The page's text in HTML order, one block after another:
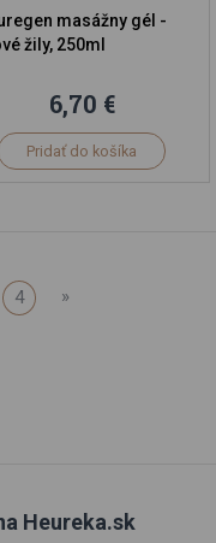
masážny gél -
žily, 250ml
6,70 €
Pridať do košíka
4 »
Heureka.sk